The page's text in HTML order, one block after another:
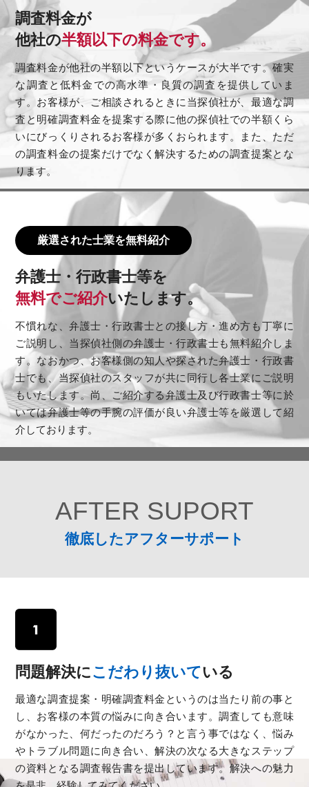
調査料金が
他社の半額以下の料金です。
調査料金が他社の半額以下というケースが大半です。確実
な調査と低料金での高水準・良質の調査を提供していま
す。お客様が、ご相談されるときに当探偵社が、最適な調
査と明確調査料金を提案する際に他の探偵社での半額くら
いにびっくりされるお客様が多くおられます。また、ただ
の調査料金の提案だけでなく解決するための調査提案とな
ります。
厳選された士業を無料紹介
弁護士・行政書士等を
無料でご紹介いたします。
不慣れな、弁護士・行政書士との接し方・進め方も丁寧に
ご説明し、当探偵社側の弁護士・行政書士も無料紹介しま
す。なおかつ、お客様側の知人や探された弁護士・行政書
士でも、当探偵社のスタッフが共に同行し各士業にご説明
もいたします。尚、ご紹介する弁護士及び行政書士等に於
いては弁護士等の手腕の評価が良い弁護士等を厳選して紹
介しております。
AFTER SUPORT
徹底したアフターサポート
問題解決にこだわり抜いている
最適な調査提案・明確調査料金というのは当たり前の事と
し、お客様の本質の悩みに向き合います。調査しても意味
がなかった、何だったのだろう？と言う事ではなく、悩み
やトラブル問題に向き合い、解決の次なる大きなステップ
の資料となる調査報告書を提出しています。解決への魅力